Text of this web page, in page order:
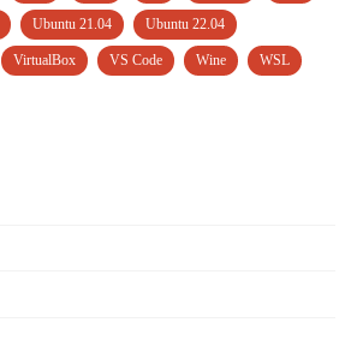
Ubuntu 21.04 Ubuntu 22.04
VirtualBox VS Code Wine WSL